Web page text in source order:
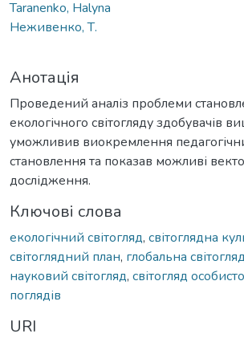
Taranenko, Halyna
Неживенко, Т.
Анотація
Проведений аналіз проблеми
екологічного світогляду здобувачів
уможливив виокремлення
становлення та показав можливі
дослідження.
Ключові слова
екологічний світогляд, світоглядна
світоглядний план, глобальна
науковий світогляд, світогляд
поглядів
URI